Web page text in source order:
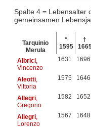
Spalte 4 = Lebensalter
gemeinsamen
Tarquinio
Merula
*
1595
†
Albrici,
Vincenzo
1631 1696
Aleotti,
Vittoria
1575 1646
Allegri,
Gregorio
1582 1652
Allegri,
Lorenzo
1567 1648